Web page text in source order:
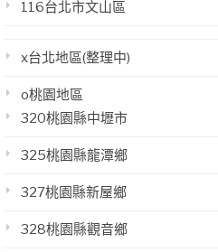
116台北市文山區
x台北地區(整理中)
o桃園地區
320桃園縣中壢市
325桃園縣龍潭鄉
327桃園縣新屋鄉
328桃園縣觀音鄉